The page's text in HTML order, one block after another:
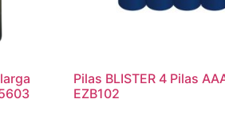
Pilas BLISTER 4 Pilas
EZB102